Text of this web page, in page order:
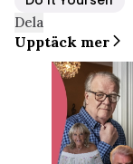
Dela
Upptäck mer